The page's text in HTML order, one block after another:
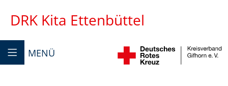
DRK Kita Ettenbüttel
MENÜ